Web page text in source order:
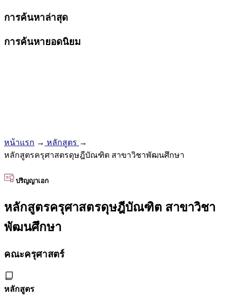
การค้นหาล่าสุด
การค้นหายอดนิยม
หน้าแรก → หลักสูตร →
หลักสูตรครุศาสตรดุษฎีบัณฑิต สาขาวิชาพัฒนศึกษา
ปริญญาเอก
หลักสูตรครุศาสตรดุษฎีบัณฑิต สาขาวิชา
พัฒนศึกษา
คณะครุศาสตร์
หลักสูตร